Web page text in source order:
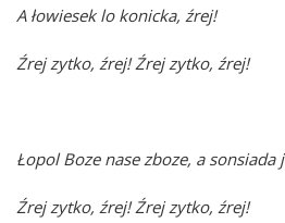
A łowiesek lo konicka, źrej!
Źrej zytko, źrej! Źrej zytko, źrej!
Łopol Boze nase zboze, a sonsiada
Źrej zytko, źrej! Źrej zytko, źrej!